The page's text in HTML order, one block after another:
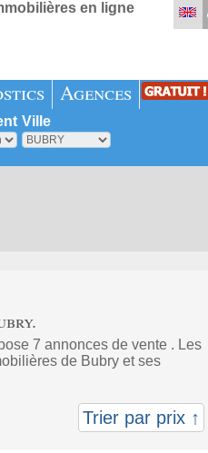
en ligne
Agences
Ville
7 annonces de vente . Les
de Bubry et ses
Trier par prix ↑